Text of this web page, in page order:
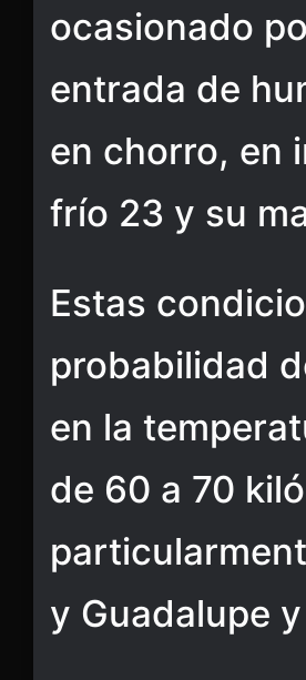
ocasionado
entrada de
en chorro, en
frío 23 y su
Estas
probabilidad
en la
de 60 a 70
y Guadalupe